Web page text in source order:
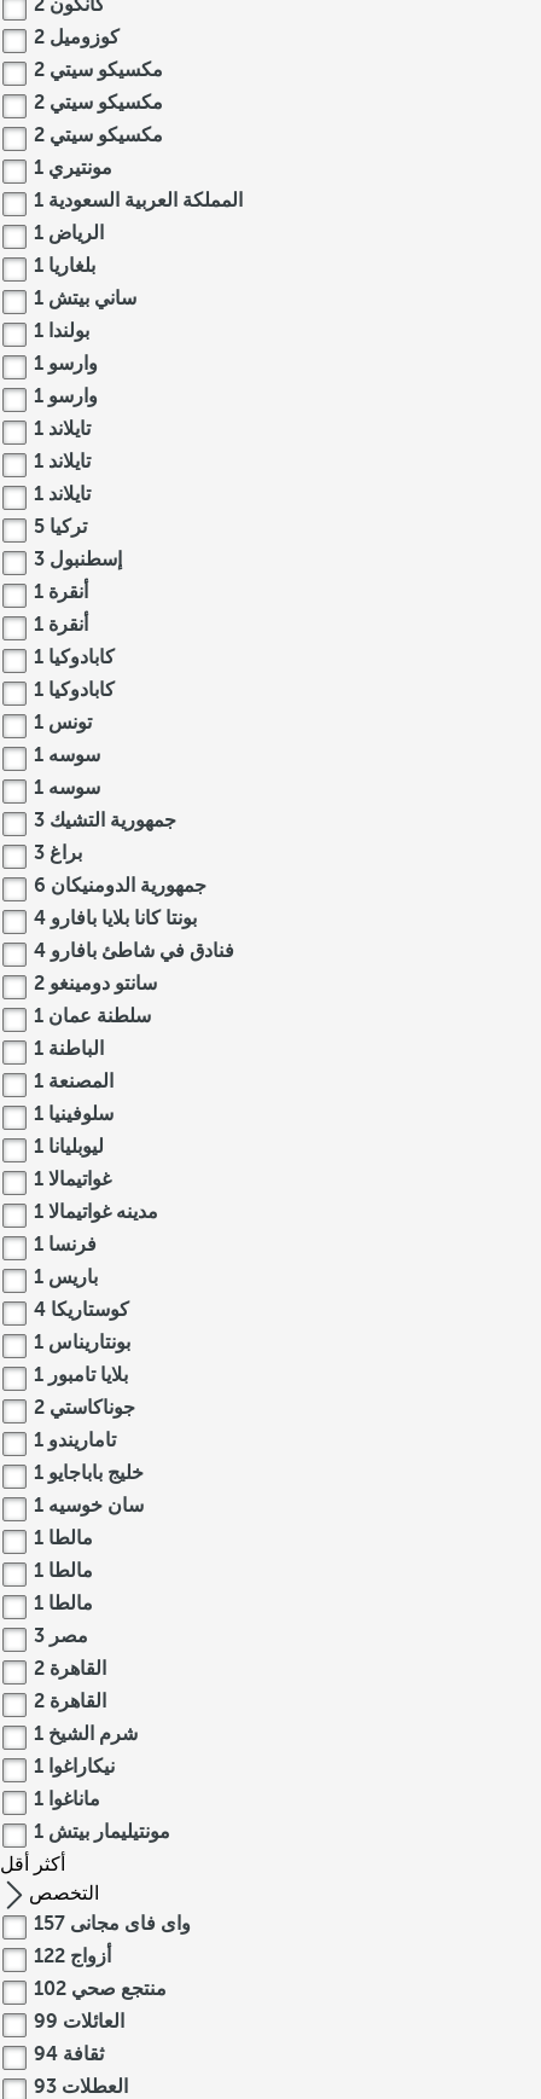
كانكون 2
كوزوميل 2
مكسيكو سيتي 2
مكسيكو سيتي 2
مكسيكو سيتي 2
مونتيري 1
المملكة العربية السعودية 1
الرياض 1
بلغاريا 1
ساني بيتش 1
بولندا 1
وارسو 1
وارسو 1
تايلاند 1
تايلاند 1
تايلاند 1
تركيا 5
إسطنبول 3
أنقرة 1
أنقرة 1
كابادوكيا 1
كابادوكيا 1
تونس 1
سوسه 1
سوسه 1
جمهورية التشيك 3
براغ 3
جمهورية الدومنيكان 6
بونتا كانا بلايا بافارو 4
فنادق في شاطئ بافارو 4
سانتو دومينغو 2
سلطنة عمان 1
الباطنة 1
المصنعة 1
سلوفينيا 1
ليوبليانا 1
غواتيمالا 1
مدينه غواتيمالا 1
فرنسا 1
باريس 1
كوستاريكا 4
بونتاريناس 1
بلايا تامبور 1
جوناكاستي 2
تاماريندو 1
خليج باباجايو 1
سان خوسيه 1
مالطا 1
مالطا 1
مالطا 1
مصر 3
القاهرة 2
القاهرة 2
شرم الشيخ 1
نيكاراغوا 1
ماناغوا 1
مونتيليمار بيتش 1
أكثر
أقل
التخصص
واى فاى مجانى 157
أزواج 122
منتجع صحي 102
العائلات 99
ثقافة 94
العطلات 93